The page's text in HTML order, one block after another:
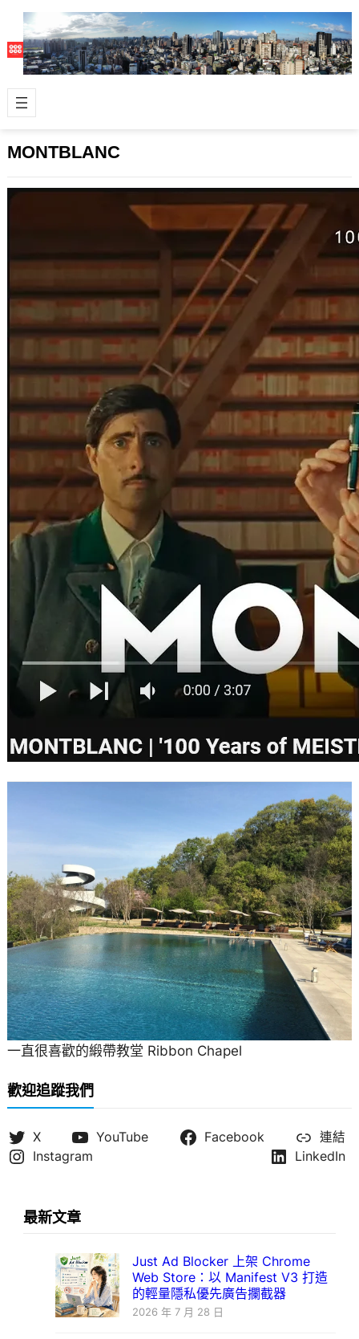
MONTBLANC
萬寶龍Meisterstück系列百年紀念廣告
片，美好的事物就是經典之作
2024 年 5 月 11 日
https://www.youtube.com/watch?
v=tUSRyAha37w #MONTBLANC …
一直很喜歡的緞帶教堂 Ribbon Chapel
歡迎追蹤我們
X YouTube Facebook
連結
Instagram
LinkedIn
最新文章
Just Ad Blocker 上架 Chrome
Web Store：以 Manifest V3 打造
的輕量隱私優先廣告攔截器
2026 年 7 月 28 日